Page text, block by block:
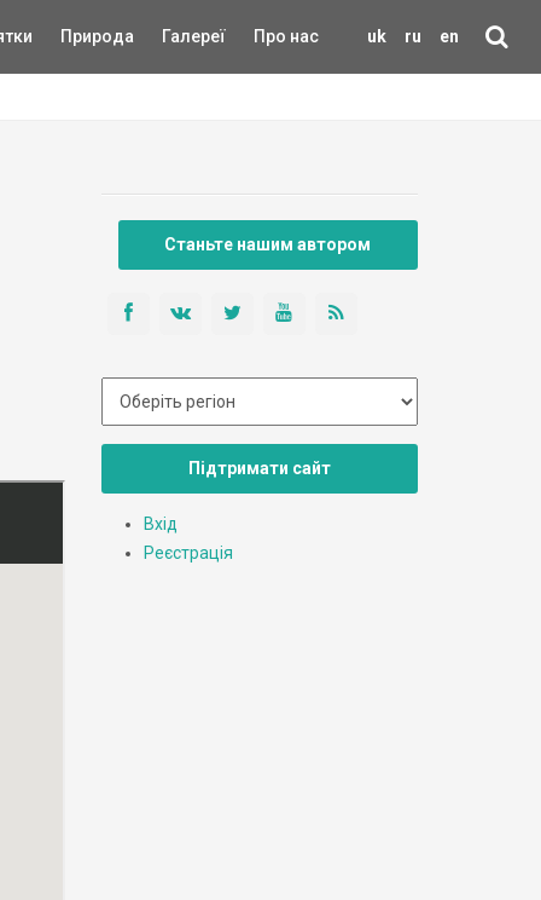
uk ru en
Природа Галереї Про нас
Станьте нашим автором
Підтримати сайт
Вхід
Реєстрація